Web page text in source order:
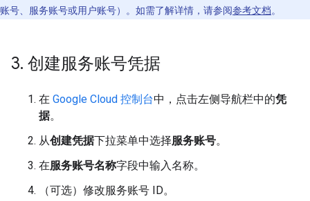
账号、服务账号或用户账号）。如需了解详情，请参阅参考文档。
3. 创建服务账号凭据
在 Google Cloud 控制台中，点击左侧导航栏中的凭
据。
从创建凭据下拉菜单中选择服务账号。
在服务账号名称字段中输入名称。
（可选）修改服务账号 ID。